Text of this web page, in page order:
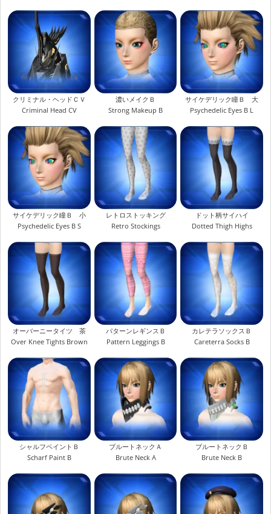
クリミナル・ヘッドＣＶ
Criminal Head CV
濃いメイクＢ
Strong Makeup B
サイケデリック瞳Ｂ 大
Psychedelic Eyes B L
サイケデリック瞳Ｂ 小
Psychedelic Eyes B S
レトロストッキング
Retro Stockings
ドット柄サイハイ
Dotted Thigh Highs
オーバーニータイツ 茶
Over Knee Tights Brown
パターンレギンスＢ
Pattern Leggings B
カレテラソックスＢ
Careterra Socks B
シャルフペイントＢ
Scharf Paint B
ブルートネックＡ
Brute Neck A
ブルートネックＢ
Brute Neck B